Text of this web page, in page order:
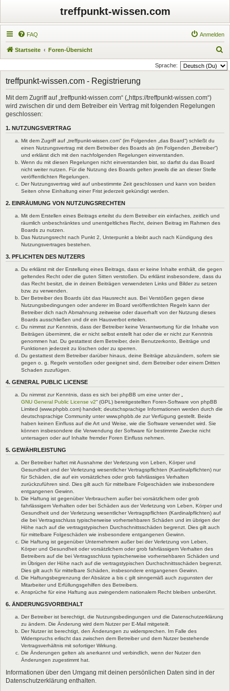
treffpunkt-wissen.com
FAQ Anmelden
Startseite Foren-Übersicht
u
Sprache:
treffpunkt-wissen.com - Registrierung
Mit dem Zugriff auf „treffpunkt-wissen.com“ („https://treffpunkt-wissen.com“)
wird zwischen dir und dem Betreiber ein Vertrag mit folgenden Regelungen
geschlossen:
1. NUTZUNGSVERTRAG
Mit dem Zugriff auf „treffpunkt-wissen.com“ (im Folgenden „das Board“) schließt du
einen Nutzungsvertrag mit dem Betreiber des Boards ab (im Folgenden „Betreiber“)
und erklärst dich mit den nachfolgenden Regelungen einverstanden.
Wenn du mit diesen Regelungen nicht einverstanden bist, so darfst du das Board
nicht weiter nutzen. Für die Nutzung des Boards gelten jeweils die an dieser Stelle
veröffentlichten Regelungen.
Der Nutzungsvertrag wird auf unbestimmte Zeit geschlossen und kann von beiden
Seiten ohne Einhaltung einer Frist jederzeit gekündigt werden.
2. EINRÄUMUNG VON NUTZUNGSRECHTEN
Mit dem Erstellen eines Beitrags erteilst du dem Betreiber ein einfaches, zeitlich und
räumlich unbeschränktes und unentgeltliches Recht, deinen Beitrag im Rahmen des
Boards zu nutzen.
Das Nutzungsrecht nach Punkt 2, Unterpunkt a bleibt auch nach Kündigung des
Nutzungsvertrages bestehen.
3. PFLICHTEN DES NUTZERS
Du erklärst mit der Erstellung eines Beitrags, dass er keine Inhalte enthält, die gegen
geltendes Recht oder die guten Sitten verstoßen. Du erklärst insbesondere, dass du
das Recht besitzt, die in deinen Beiträgen verwendeten Links und Bilder zu setzen
bzw. zu verwenden.
Der Betreiber des Boards übt das Hausrecht aus. Bei Verstößen gegen diese
Nutzungsbedingungen oder anderer im Board veröffentlichten Regeln kann der
Betreiber dich nach Abmahnung zeitweise oder dauerhaft von der Nutzung dieses
Boards ausschließen und dir ein Hausverbot erteilen.
Du nimmst zur Kenntnis, dass der Betreiber keine Verantwortung für die Inhalte von
Beiträgen übernimmt, die er nicht selbst erstellt hat oder die er nicht zur Kenntnis
genommen hat. Du gestattest dem Betreiber, dein Benutzerkonto, Beiträge und
Funktionen jederzeit zu löschen oder zu sperren.
Du gestattest dem Betreiber darüber hinaus, deine Beiträge abzuändern, sofern sie
gegen o. g. Regeln verstoßen oder geeignet sind, dem Betreiber oder einem Dritten
Schaden zuzufügen.
4. GENERAL PUBLIC LICENSE
Du nimmst zur Kenntnis, dass es sich bei phpBB um eine unter der „
GNU General Public License v2“ (GPL) bereitgestellten Foren-Software von phpBB
Limited (www.phpbb.com) handelt; deutschsprachige Informationen werden durch die
deutschsprachige Community unter www.phpbb.de zur Verfügung gestellt. Beide
haben keinen Einfluss auf die Art und Weise, wie die Software verwendet wird. Sie
können insbesondere die Verwendung der Software für bestimmte Zwecke nicht
untersagen oder auf Inhalte fremder Foren Einfluss nehmen.
5. GEWÄHRLEISTUNG
Der Betreiber haftet mit Ausnahme der Verletzung von Leben, Körper und
Gesundheit und der Verletzung wesentlicher Vertragspflichten (Kardinalpflichten) nur
für Schäden, die auf ein vorsätzliches oder grob fahrlässiges Verhalten
zurückzuführen sind. Dies gilt auch für mittelbare Folgeschäden wie insbesondere
entgangenen Gewinn.
Die Haftung ist gegenüber Verbrauchern außer bei vorsätzlichem oder grob
fahrlässigem Verhalten oder bei Schäden aus der Verletzung von Leben, Körper und
Gesundheit und der Verletzung wesentlicher Vertragspflichten (Kardinalpflichten) auf
die bei Vertragsschluss typischerweise vorhersehbaren Schäden und im übrigen der
Höhe nach auf die vertragstypischen Durchschnittsschäden begrenzt. Dies gilt auch
für mittelbare Folgeschäden wie insbesondere entgangenen Gewinn.
Die Haftung ist gegenüber Unternehmern außer bei der Verletzung von Leben,
Körper und Gesundheit oder vorsätzlichem oder grob fahrlässigem Verhalten des
Betreibers auf die bei Vertragsschluss typischerweise vorhersehbaren Schäden und
im Übrigen der Höhe nach auf die vertragstypischen Durchschnittsschäden begrenzt.
Dies gilt auch für mittelbare Schäden, insbesondere entgangenen Gewinn.
Die Haftungsbegrenzung der Absätze a bis c gilt sinngemäß auch zugunsten der
Mitarbeiter und Erfüllungsgehilfen des Betreibers.
Ansprüche für eine Haftung aus zwingendem nationalem Recht bleiben unberührt.
6. ÄNDERUNGSVORBEHALT
Der Betreiber ist berechtigt, die Nutzungsbedingungen und die Datenschutzerklärung
zu ändern. Die Änderung wird dem Nutzer per E-Mail mitgeteilt.
Der Nutzer ist berechtigt, den Änderungen zu widersprechen. Im Falle des
Widerspruchs erlischt das zwischen dem Betreiber und dem Nutzer bestehende
Vertragsverhältnis mit sofortiger Wirkung.
Die Änderungen gelten als anerkannt und verbindlich, wenn der Nutzer den
Änderungen zugestimmt hat.
Informationen über den Umgang mit deinen persönlichen Daten sind in der
Datenschutzerklärung enthalten.